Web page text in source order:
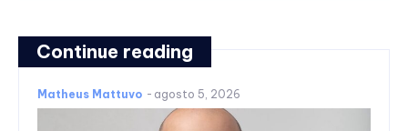
Continue reading
Matheus Mattuvo - agosto 5, 2026